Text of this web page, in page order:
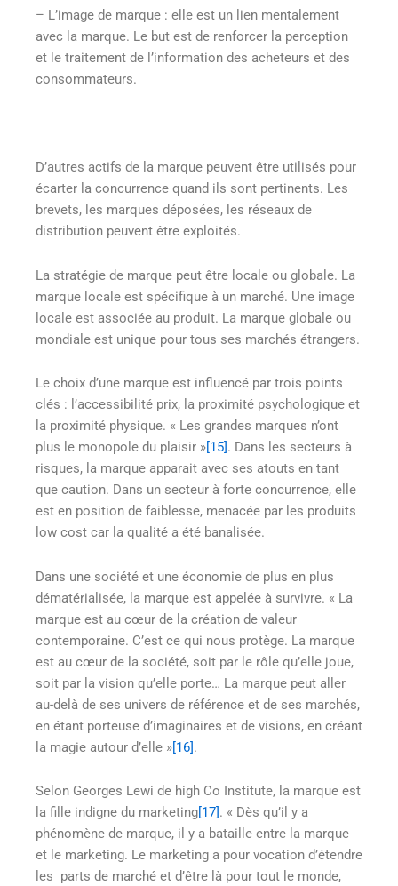
– L’image de marque : elle est un lien mentalement
avec la marque. Le but est de renforcer la perception
et le traitement de l’information des acheteurs et des
consommateurs.
D’autres actifs de la marque peuvent être utilisés pour
écarter la concurrence quand ils sont pertinents. Les
brevets, les marques déposées, les réseaux de
distribution peuvent être exploités.
La stratégie de marque peut être locale ou globale. La
marque locale est spécifique à un marché. Une image
locale est associée au produit. La marque globale ou
mondiale est unique pour tous ses marchés étrangers.
Le choix d’une marque est influencé par trois points
clés : l’accessibilité prix, la proximité psychologique et
la proximité physique. « Les grandes marques n’ont
plus le monopole du plaisir » [15] . Dans les secteurs à
risques, la marque apparait avec ses atouts en tant
que caution. Dans un secteur à forte concurrence, elle
est en position de faiblesse, menacée par les produits
low cost car la qualité a été banalisée.
Dans une société et une économie de plus en plus
dématérialisée, la marque est appelée à survivre. « La
marque est au cœur de la création de valeur
contemporaine. C’est ce qui nous protège. La marque
est au cœur de la société, soit par le rôle qu’elle joue,
soit par la vision qu’elle porte… La marque peut aller
au-delà de ses univers de référence et de ses marchés,
en étant porteuse d’imaginaires et de visions, en créant
la magie autour d’elle »[16].
Selon Georges Lewi de high Co Institute, la marque est
la fille indigne du marketing [17] . « Dès qu’il y a
phénomène de marque, il y a bataille entre la marque
et le marketing. Le marketing a pour vocation d’étendre
les parts de marché et d’être là pour tout le monde,